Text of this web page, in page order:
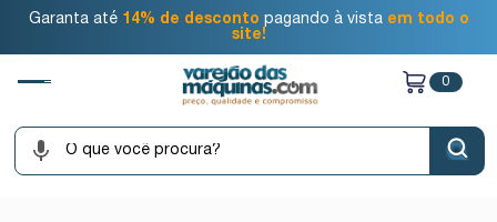
Garanta até 14% de desconto pagando à vista em todo o
site!
0